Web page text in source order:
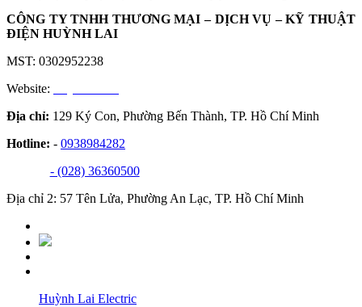
CÔNG TY TNHH THƯƠNG MẠI – DỊCH VỤ – KỸ THUẬT
ĐIỆN HUỲNH LAI
MST: 0302952238
Website:
Địa chỉ: 129 Ký Con, Phường Bến Thành, TP. Hồ Chí Minh
Hotline: - 0938984282
- (028) 36360500
Địa chỉ 2: 57 Tên Lửa, Phường An Lạc, TP. Hồ Chí Minh
Huỳnh Lai Electric